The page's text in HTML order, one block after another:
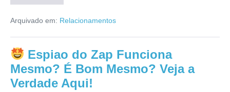
Metodo
Monitoramento
Mesmo?
ConfiÃ¡vel?
Veja
a
Verdade
Aqui!
Arquivado em: Relacionamentos
Espiao do Zap Funciona
Mesmo? É Bom Mesmo? Veja a
Verdade Aqui!